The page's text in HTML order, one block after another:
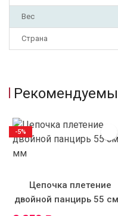
Вес
Страна
Цепочка плетение
двойной панцирь 55
-5%